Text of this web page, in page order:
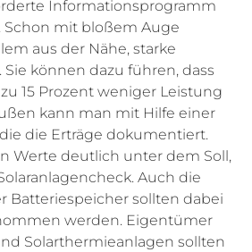
Informationsprogramm
mit bloßem Auge
aus der Nähe, starke
können dazu führen, dass
15 Prozent weniger Leistung
kann man mit Hilfe einer
die Erträge dokumentiert.
Werte deutlich unter dem Soll,
Auch die
Batteriespeicher sollten dabei
werden. Eigentümer
Solarthermieanlagen sollten